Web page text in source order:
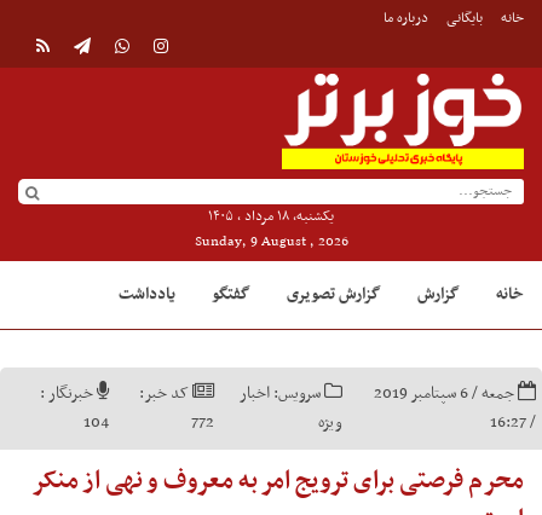
خانه بایگانی درباره ما
یکشنبه, ۱۸ مرداد , ۱۴۰۵
Sunday, 9 August , 2026
خانه گزارش گزارش تصویری گفتگو یادداشت
جمعه / 6 سپتامبر 2019
/ 16:27
سرویس:اخبار
ویژه
کد خبر:
772
خبرنگار :
104
محرم فرصتی برای ترویج امر به معروف و نهی از منکر